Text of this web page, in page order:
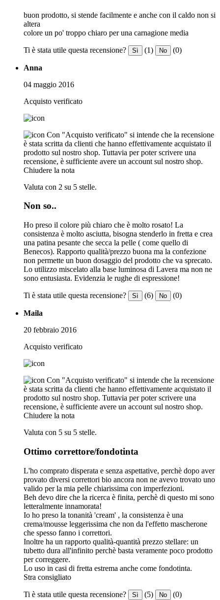
buon prodotto, si stende facilmente e anche con il caldo non si
altera
colore un po' troppo chiaro per una carnagione media
Ti è stata utile questa recensione? Sì (1) No (0)
Anna
04 maggio 2016
Acquisto verificato
Con "Acquisto verificato" si intende che la recensione
è stata scritta da clienti che hanno effettivamente acquistato il
prodotto sul nostro shop. Tuttavia per poter scrivere una
recensione, è sufficiente avere un account sul nostro shop.
Chiudere la nota
Valuta con 2 su 5 stelle.
Non so..
Ho preso il colore più chiaro che è molto rosato! La
consistenza è molto asciutta, bisogna stenderlo in fretta e crea
una patina pesante che secca la pelle ( come quello di
Benecos). Rapporto qualità/prezzo buona ma la confezione
non permette un buon dosaggio del prodotto che va sprecato.
Lo utilizzo miscelato alla base luminosa di Lavera ma non ne
sono entusiasta. Evidenzia le rughe di espressione!
Ti è stata utile questa recensione? Sì (6) No (0)
Maila
20 febbraio 2016
Acquisto verificato
Con "Acquisto verificato" si intende che la recensione
è stata scritta da clienti che hanno effettivamente acquistato il
prodotto sul nostro shop. Tuttavia per poter scrivere una
recensione, è sufficiente avere un account sul nostro shop.
Chiudere la nota
Valuta con 5 su 5 stelle.
Ottimo correttore/fondotinta
L'ho comprato disperata e senza aspettative, perchè dopo aver
provato diversi correttori bio ancora non ne avevo trovato uno
valido per la mia pelle chiarissima con imperfezioni.
Beh devo dire che la ricerca è finita, perchè di questo mi sono
letteralmente innamorata!
Io ho preso la tonanità 'cream' , la consistenza è una
crema/mousse leggerissima che non da l'effetto mascherone
che spesso fanno i correttori.
Inoltre ha un rapporto qualità-quantità prezzo stellare: un
tubetto dura all'infinito perchè basta veramente poco prodotto
per correggere.
Lo uso in casi di fretta estrema anche come fondotinta.
Stra consigliato
Ti è stata utile questa recensione? Sì (5) No (0)